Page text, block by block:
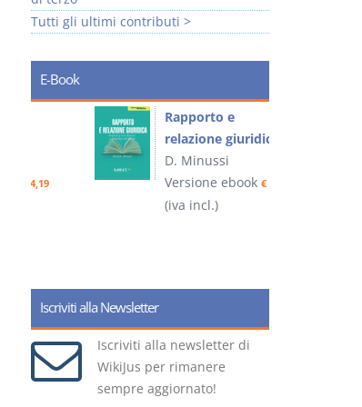
Tutti gli ultimi contributi >
E-Book
Rapporto e
relazione giuridica
D. Minussi
Versione ebook€ 5,99
(iva incl.)
Iscriviti alla Newsletter
Iscriviti alla newsletter di
WikiJus per rimanere
sempre aggiornato!